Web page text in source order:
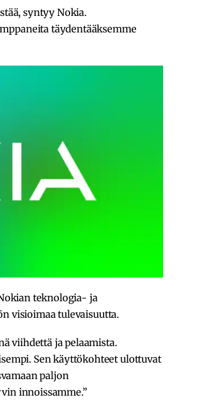
syntyy Nokia.
täydentääksemme
teknologia- ja
visioimaa tulevaisuutta.
viihdettä ja pelaamista.
Sen käyttökohteet ulottuvat
paljon
innoissamme.”